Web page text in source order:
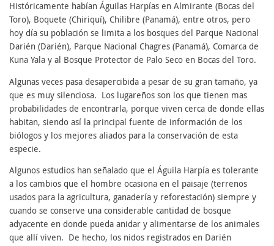
Históricamente habían Águilas Harpías en Almirante (Bocas del
Toro), Boquete (Chiriquí), Chilibre (Panamá), entre otros, pero
hoy día su población se limita a los bosques del Parque Nacional
Darién (Darién), Parque Nacional Chagres (Panamá), Comarca de
Kuna Yala y al Bosque Protector de Palo Seco en Bocas del Toro.
Algunas veces pasa desapercibida a pesar de su gran tamaño, ya
que es muy silenciosa. Los lugareños son los que tienen mas
probabilidades de encontrarla, porque viven cerca de donde ellas
habitan, siendo así la principal fuente de información de los
biólogos y los mejores aliados para la conservación de esta
especie.
Algunos estudios han señalado que el Águila Harpía es tolerante
a los cambios que el hombre ocasiona en el paisaje (terrenos
usados para la agricultura, ganadería y reforestación) siempre y
cuando se conserve una considerable cantidad de bosque
adyacente en donde pueda anidar y alimentarse de los animales
que allí viven. De hecho, los nidos registrados en Darién